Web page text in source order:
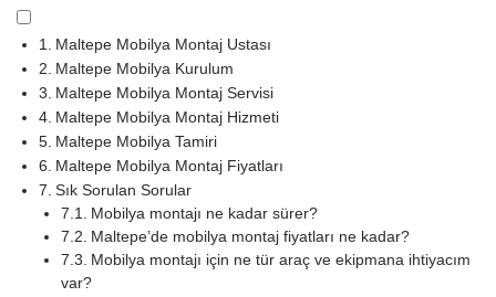
Maltepe Mobilya Montaj Ustası
Maltepe Mobilya Kurulum
Maltepe Mobilya Montaj Servisi
Maltepe Mobilya Montaj Hizmeti
Maltepe Mobilya Tamiri
Maltepe Mobilya Montaj Fiyatları
Sık Sorulan Sorular
Mobilya montajı ne kadar sürer?
Maltepe’de mobilya montaj fiyatları ne kadar?
Mobilya montajı için ne tür araç ve ekipmana ihtiyacım
var?